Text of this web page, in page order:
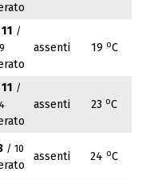
/
assenti 19 oC
/
assenti 23 oC
/ 10
assenti 24 oC